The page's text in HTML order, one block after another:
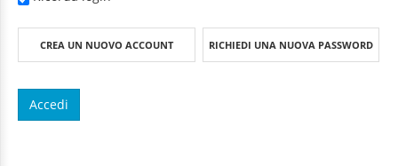
CREA UN NUOVO ACCOUNT RICHIEDI UNA NUOVA PASSWORD